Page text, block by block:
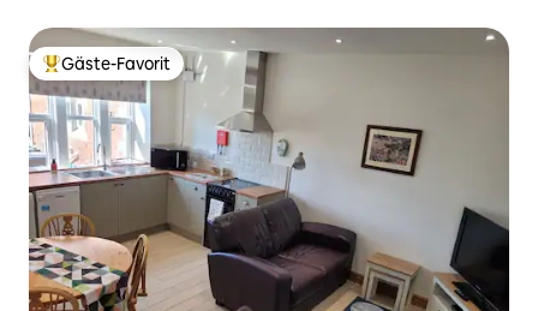
Beliebter Gäste-Favorit.
Gäste-Favorit